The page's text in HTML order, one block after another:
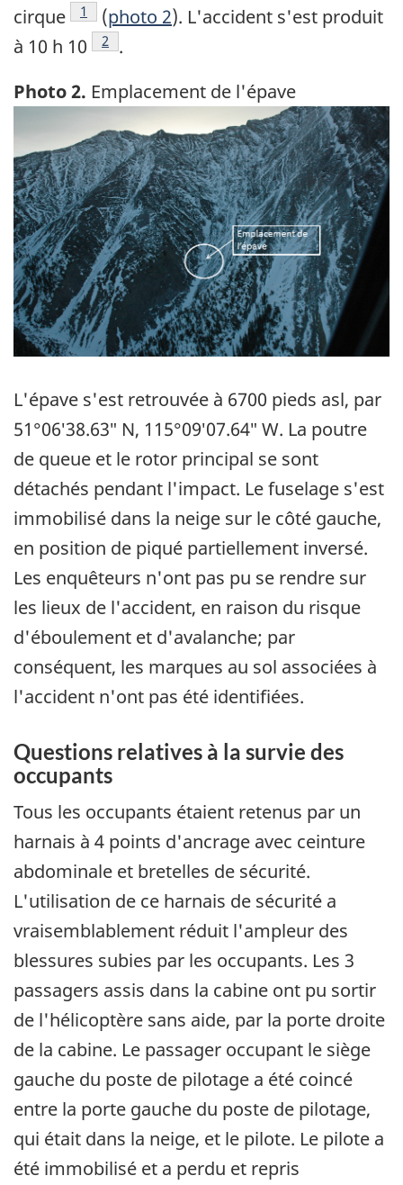
cirque
Note de bas de page
1 (photo 2). L'accident s'est produit
à 10 h 10
Note de bas de page
2 .
Photo 2. Emplacement de l'épave
L'épave s'est retrouvée à 6700 pieds asl, par
51°06′38.63″ N, 115°09′07.64″ W. La poutre
de queue et le rotor principal se sont
détachés pendant l'impact. Le fuselage s'est
immobilisé dans la neige sur le côté gauche,
en position de piqué partiellement inversé.
Les enquêteurs n'ont pas pu se rendre sur
les lieux de l'accident, en raison du risque
d'éboulement et d'avalanche; par
conséquent, les marques au sol associées à
l'accident n'ont pas été identifiées.
Questions relatives à la survie des
occupants
Tous les occupants étaient retenus par un
harnais à 4 points d'ancrage avec ceinture
abdominale et bretelles de sécurité.
L'utilisation de ce harnais de sécurité a
vraisemblablement réduit l'ampleur des
blessures subies par les occupants. Les 3
passagers assis dans la cabine ont pu sortir
de l'hélicoptère sans aide, par la porte droite
de la cabine. Le passager occupant le siège
gauche du poste de pilotage a été coincé
entre la porte gauche du poste de pilotage,
qui était dans la neige, et le pilote. Le pilote a
été immobilisé et a perdu et repris